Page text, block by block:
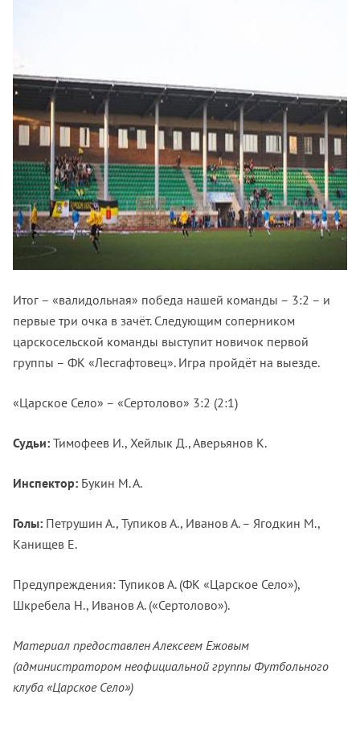
Итог – «валидольная» победа нашей команды – 3:2 – и
первые три очка в зачёт. Следующим соперником
царскосельской команды выступит новичок первой
группы – ФК «Лесгафтовец». Игра пройдёт на выезде.
«Царское Село» – «Сертолово» 3:2 (2:1)
Судьи: Тимофеев И., Хейлык Д., Аверьянов К.
Инспектор: Букин М. А.
Голы: Петрушин А., Тупиков А., Иванов А. – Ягодкин М.,
Канищев Е.
Предупреждения: Тупиков А. (ФК «Царское Село»),
Шкребела Н., Иванов А. («Сертолово»).
Материал предоставлен Алексеем Ежовым
(администратором неофициальной группы Футбольного
клуба «Царское Село»)